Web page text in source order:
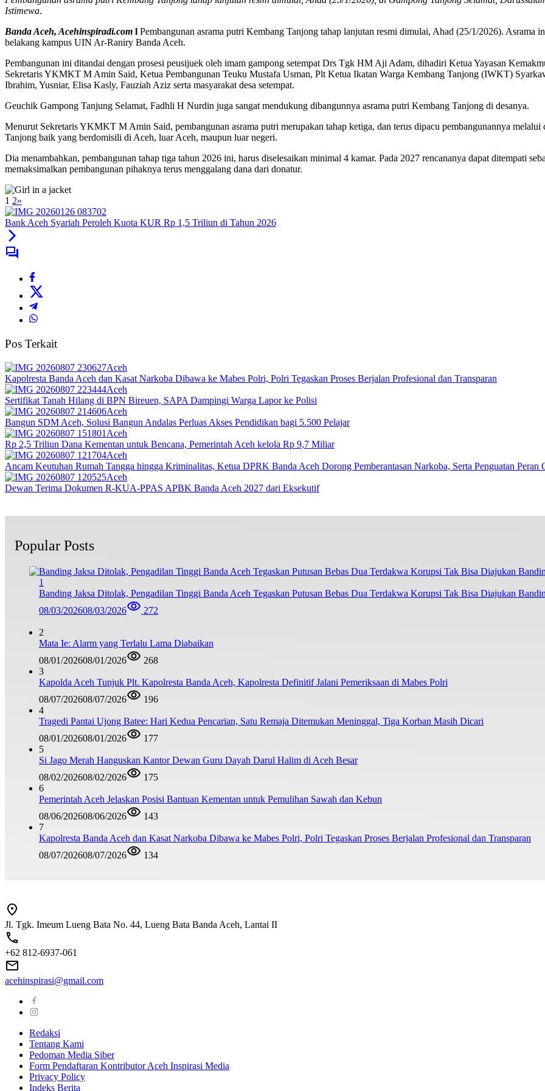
Istimewa.
Banda Aceh, Acehinspiradi.com l Pembangunan asrama putri Kembang Tanjong tahap lanjutan resmi dimulai, Ahad (25/1/2026). Asrama
belakang kampus UIN Ar-Raniry Banda Aceh.
Pembangunan ini ditandai dengan prosesi peusijuek oleh imam gampong setempat Drs Tgk HM Aji Adam, dihadiri Ketua Yayasan
Sekretaris YKMKT M Amin Said, Ketua Pembangunan Teuku Mustafa Usman, Plt Ketua Ikatan Warga Kembang Tanjong (IWKT)
Ibrahim, Yusniar, Elisa Kasly, Fauziah Aziz serta masyarakat desa setempat.
Geuchik Gampong Tanjung Selamat, Fadhli H Nurdin juga sangat mendukung dibangunnya asrama putri Kembang Tanjong di desanya.
Menurut Sekretaris YKMKT M Amin Said, pembangunan asrama putri merupakan tahap ketiga, dan terus dipacu pembangunannya melalui
Tanjong baik yang berdomisili di Aceh, luar Aceh, maupun luar negeri.
Dia menambahkan, pembangunan tahap tiga tahun 2026 ini, harus diselesaikan minimal 4 kamar. Pada 2027 rencananya dapat ditempati
memaksimalkan pembangunan pihaknya terus menggalang dana dari donatur.
1 2»
Bank Aceh Syariah Peroleh Kuota KUR Rp 1,5 Triliun di Tahun 2026
Pos Terkait
Aceh
Kapolresta Banda Aceh dan Kasat Narkoba Dibawa ke Mabes Polri, Polri Tegaskan Proses Berjalan Profesional dan Transparan
Aceh
Sertifikat Tanah Hilang di BPN Bireuen, SAPA Dampingi Warga Lapor ke Polisi
Aceh
Bangun SDM Aceh, Solusi Bangun Andalas Perluas Akses Pendidikan bagi 5.500 Pelajar
Aceh
Rp 2,5 Triliun Dana Kementan untuk Bencana, Pemerintah Aceh kelola Rp 9,7 Miliar‎
Aceh
Ancam Keutuhan Rumah Tangga hingga Kriminalitas, Ketua DPRK Banda Aceh Dorong Pemberantasan Narkoba, Serta Penguatan Peran
Aceh
Dewan Terima Dokumen R-KUA-PPAS APBK Banda Aceh 2027 dari Eksekutif
Popular Posts
1
Banding Jaksa Ditolak, Pengadilan Tinggi Banda Aceh Tegaskan Putusan Bebas Dua Terdakwa Korupsi Tak Bisa Diajukan
08/03/202608/03/2026 272
2
Mata Ie: Alarm yang Terlalu Lama Diabaikan
08/01/202608/01/2026
268
3
Kapolda Aceh Tunjuk Plt. Kapolresta Banda Aceh, Kapolresta Definitif Jalani Pemeriksaan di Mabes Polri
08/07/202608/07/2026
196
4
Tragedi Pantai Ujong Batee: Hari Kedua Pencarian, Satu Remaja Ditemukan Meninggal, Tiga Korban Masih Dicari
08/01/202608/01/2026
177
5
Si Jago Merah Hanguskan Kantor Dewan Guru Dayah Darul Halim di Aceh Besar
08/02/202608/02/2026
175
6
Pemerintah Aceh Jelaskan Posisi Bantuan Kementan untuk Pemulihan Sawah dan Kebun
08/06/202608/06/2026
143
7
Kapolresta Banda Aceh dan Kasat Narkoba Dibawa ke Mabes Polri, Polri Tegaskan Proses Berjalan Profesional dan Transparan
08/07/202608/07/2026 134
Jl. Tgk. Imeum Lueng Bata No. 44, Lueng Bata Banda Aceh, Lantai II
+62 812-6937-061
acehinspirasi@gmail.com
Redaksi
Tentang Kami
Pedoman Media Siber
Form Pendaftaran Kontributor Aceh Inspirasi Media
Privacy Policy
Indeks Berita